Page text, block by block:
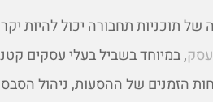
של תוכניות תחבורה יכול להיות
, במיוחד בשביל בעלי עסקים
הזמנים של ההסעות, ניהול